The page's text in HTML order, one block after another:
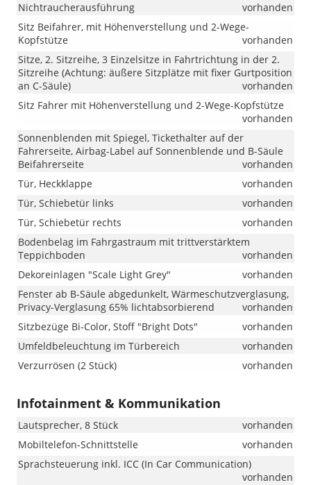
Nichtraucherausführung
vorhanden
Sitz Beifahrer, mit Höhenverstellung und 2-Wege-
Kopfstütze
vorhanden
Sitze, 2. Sitzreihe, 3 Einzelsitze in Fahrtrichtung in der 2.
Sitzreihe (Achtung: äußere Sitzplätze mit fixer Gurtposition
an C-Säule)
vorhanden
Sitz Fahrer mit Höhenverstellung und 2-Wege-Kopfstütze
vorhanden
Sonnenblenden mit Spiegel, Tickethalter auf der
Fahrerseite, Airbag-Label auf Sonnenblende und B-Säule
Beifahrerseite
vorhanden
Tür, Heckklappe
vorhanden
Tür, Schiebetür links
vorhanden
Tür, Schiebetür rechts
vorhanden
Bodenbelag im Fahrgastraum mit trittverstärktem
Teppichboden
vorhanden
Dekoreinlagen "Scale Light Grey"
vorhanden
Fenster ab B-Säule abgedunkelt, Wärmeschutzverglasung,
Privacy-Verglasung 65% lichtabsorbierend
vorhanden
Sitzbezüge Bi-Color, Stoff "Bright Dots"
vorhanden
Umfeldbeleuchtung im Türbereich
vorhanden
Verzurrösen (2 Stück)
vorhanden
Infotainment & Kommunikation
Lautsprecher, 8 Stück
vorhanden
Mobiltelefon-Schnittstelle
vorhanden
Sprachsteuerung inkl. ICC (In Car Communication)
vorhanden